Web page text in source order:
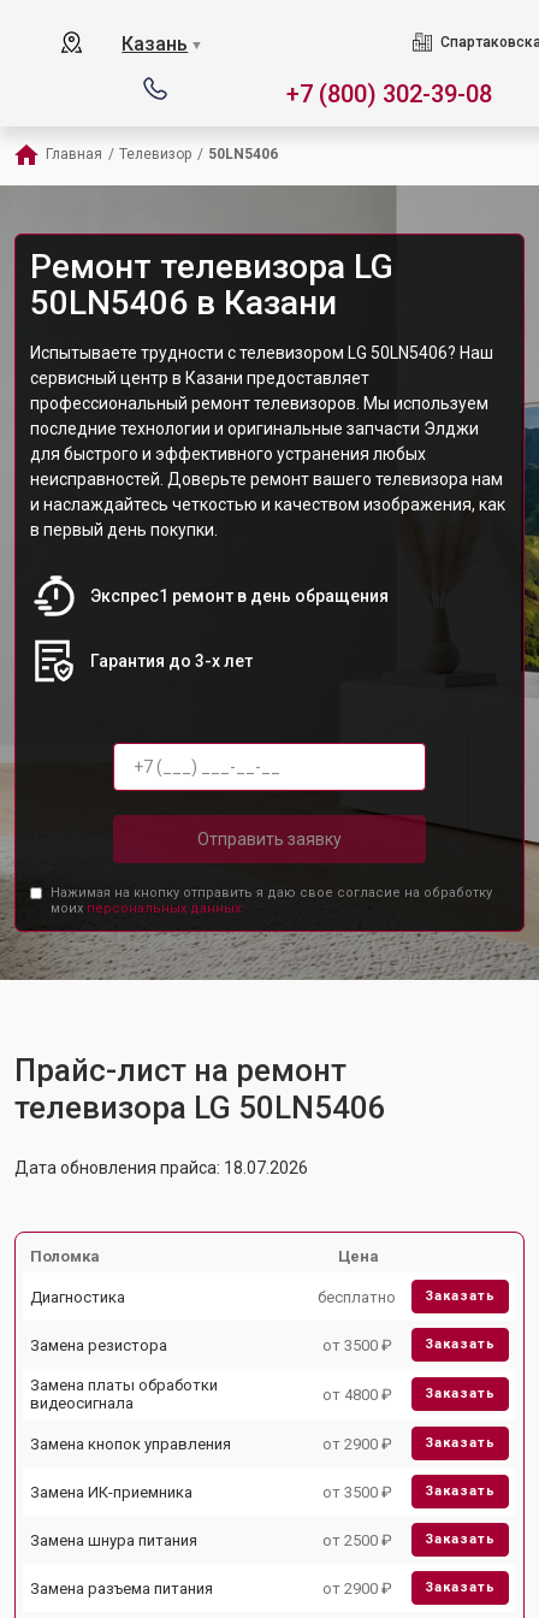
Казань ▼
+7 (800) 302-39-08
Главная / Телевизор / 50LN5406
Ремонт телевизора LG
50LN5406 в Казани
Испытываете трудности с телевизором LG 50LN5406? Наш
сервисный центр в Казани предоставляет
профессиональный ремонт телевизоров. Мы используем
последние технологии и оригинальные запчасти Элджи
для быстрого и эффективного устранения любых
неисправностей. Доверьте ремонт вашего телевизора нам
и наслаждайтесь четкостью и качеством изображения, как
в первый день покупки.
Экспрес1 ремонт в день обращения
Гарантия до 3-х лет
Отправить заявку
Нажимая на кнопку отправить я даю свое согласие на обработку
моих персональных данных.
Прайс-лист на ремонт
телевизора LG 50LN5406
Дата обновления прайса: 18.07.2026
Поломка Цена
Диагностика бесплатно Заказать
Замена резистора от 3500 ₽ Заказать
Замена платы обработки
видеосигнала
от 4800 ₽ Заказать
Замена кнопок управления от 2900 ₽ Заказать
Замена ИК-приемника от 3500 ₽ Заказать
Замена шнура питания от 2500 ₽ Заказать
Замена разъема питания от 2900 ₽ Заказать